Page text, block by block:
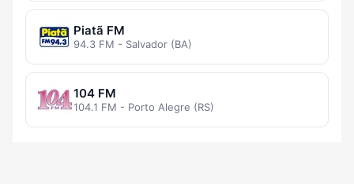
Piatã FM
94.3 FM - Salvador (BA)
104 FM
104.1 FM - Porto Alegre (RS)